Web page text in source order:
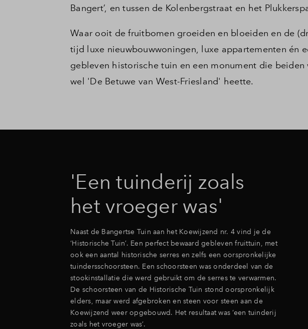
Bangert’, en tussen de Kolenbergstraat en het
Waar ooit de fruitbomen groeiden en bloeiden en de
tijd luxe nieuwbouwwoningen, luxe appartementen én
gebleven historische tuin en een monument die
wel 'De Betuwe van West-Friesland' heette.
'Een tuinderij zoals
het vroeger was'
Naast de Bangertse Tuin aan het Koewijzend nr. 4 vind je de
‘Historische Tuin’. Een perfect bewaard gebleven fruittuin, met
ook een aantal historische serres en zelfs een oorspronkelijke
tuindersschoorsteen. Een schoorsteen was onderdeel van de
stookinstallatie die werd gebruikt om de serres te verwarmen.
De schoorsteen van de Historische Tuin stond oorspronkelijk
elders, maar werd afgebroken en steen voor steen aan de
Koewijzend weer opgebouwd. Het resultaat was ‘een tuinderij
zoals het vroeger was’.